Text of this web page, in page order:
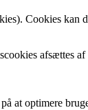
Cookies
afsættes
at optimere